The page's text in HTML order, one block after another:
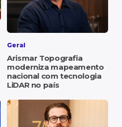
Geral
Arismar Topografia
moderniza mapeamento
nacional com tecnologia
LiDAR no país